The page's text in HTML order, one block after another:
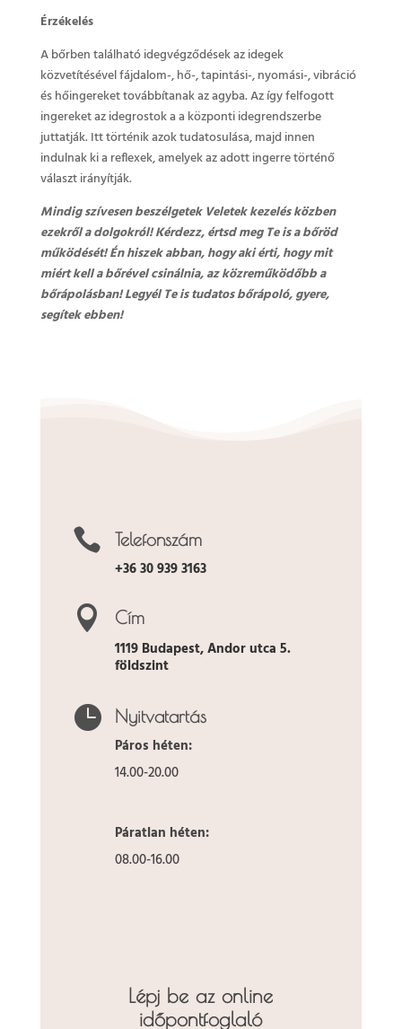
Érzékelés
A bőrben található idegvégződések az idegek
közvetítésével fájdalom-, hő-, tapintási-, nyomási-, vibráció
és hőingereket továbbítanak az agyba. Az így felfogott
ingereket az idegrostok a a központi idegrendszerbe
juttatják. Itt történik azok tudatosulása, majd innen
indulnak ki a reflexek, amelyek az adott ingerre történő
választ irányítják.
Mindig szívesen beszélgetek Veletek kezelés közben
ezekről a dolgokról! Kérdezz, értsd meg Te is a bőröd
működését! Én hiszek abban, hogy aki érti, hogy mit
miért kell a bőrével csinálnia, az közreműködőbb a
bőrápolásban! Legyél Te is tudatos bőrápoló, gyere,
segítek ebben!
 Telefonszám
+36 30 939 3163
 Cím
1119 Budapest, Andor utca 5.
földszint
 Nyitvatartás
Páros héten:
14.00-20.00
Páratlan héten:
08.00-16.00
Lépj be az online
időpontfoglaló